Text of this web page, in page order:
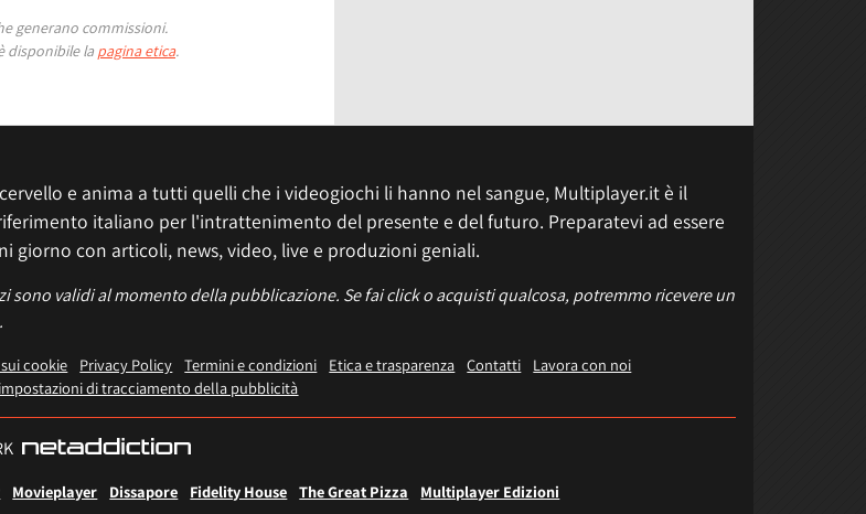
generano commissioni.
disponibile la pagina etica.
e anima a tutti quelli che i videogiochi li hanno nel sangue, Multiplayer.it è il
italiano per l'intrattenimento del presente e del futuro. Preparatevi ad essere
giorno con articoli, news, video, live e produzioni geniali.
sono validi al momento della pubblicazione. Se fai click o acquisti qualcosa, potremmo ricevere un
cookie Privacy Policy Termini e condizioni Etica e trasparenza Contatti
Lavora con noi
di tracciamento della pubblicità
Movieplayer Dissapore Fidelity House The Great Pizza Multiplayer Edizioni